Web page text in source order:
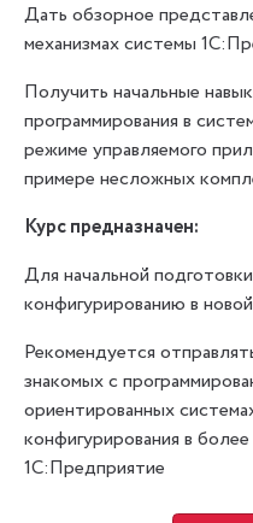
Дать обзорное
механизмах системы
Получить начальные
программирования в
режиме управляемого
примере несложных
Курс предназначен:
Для начальной
конфигурированию в
Рекомендуется
знакомых с
ориентированных
конфигурирования в
1С:Предприятие